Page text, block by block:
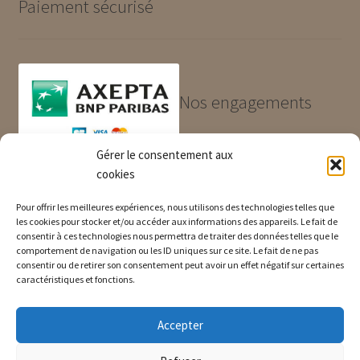
Gérer le consentement aux
cookies
Pour offrir les meilleures expériences, nous utilisons des technologies telles que
les cookies pour stocker et/ou accéder aux informations des appareils. Le fait de
consentir à ces technologies nous permettra de traiter des données telles que le
comportement de navigation ou les ID uniques sur ce site. Le fait de ne pas
consentir ou de retirer son consentement peut avoir un effet négatif sur certaines
caractéristiques et fonctions.
Accepter
Paiement sécurisé
Nos engagements
Produits de qualité et garantis
Paiement sécurisé
Livraison rapide
Informations